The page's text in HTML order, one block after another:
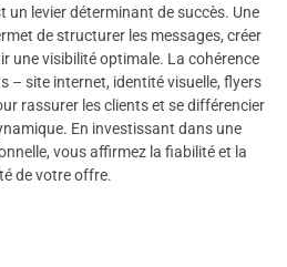
un levier déterminant de succès. Une
de structurer les messages, créer
une visibilité optimale. La cohérence
– site internet, identité visuelle, flyers
rassurer les clients et se différencier
En investissant dans une
vous affirmez la fiabilité et la
de votre offre.